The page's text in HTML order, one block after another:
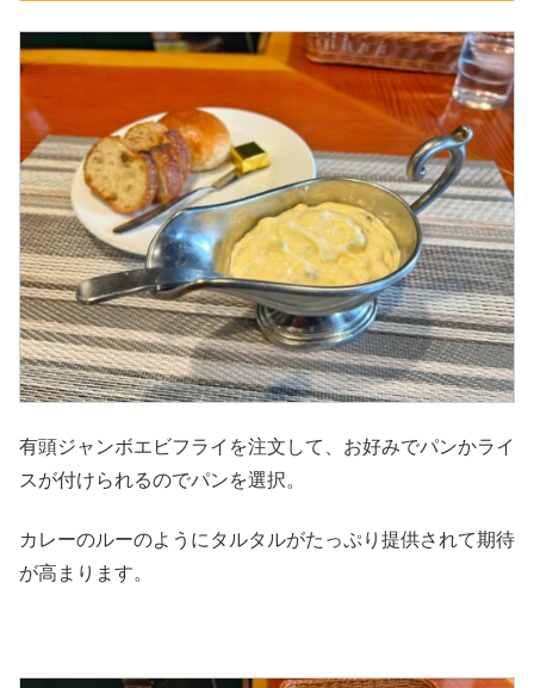
有頭ジャンボエビフライを注文して、お好みでパンかライ
スが付けられるのでパンを選択。
カレーのルーのようにタルタルがたっぷり提供されて期待
が高まります。